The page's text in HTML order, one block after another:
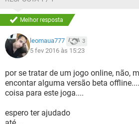
Melhor resposta
leomaua777 3
5 fev 2016 às 15:23
por se tratar de um jogo online, não,
encontar alguma versão beta
coisa para este joga....
espero ter ajudado